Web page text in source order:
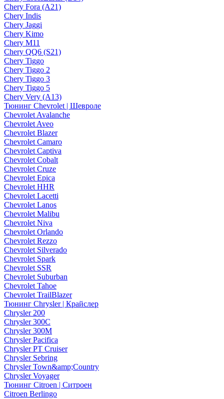
Chery Fora (A21)
Chery Indis
Chery Jaggi
Chery Kimo
Chery M11
Chery QQ6 (S21)
Chery Tiggo
Chery Tiggo 2
Chery Tiggo 3
Chery Tiggo 5
Chery Very (A13)
Тюнинг Chevrolet | Шевроле
Chevrolet Avalanche
Chevrolet Aveo
Chevrolet Blazer
Chevrolet Camaro
Chevrolet Captiva
Chevrolet Cobalt
Chevrolet Cruze
Chevrolet Epica
Chevrolet HHR
Chevrolet Lacetti
Chevrolet Lanos
Chevrolet Malibu
Chevrolet Niva
Chevrolet Orlando
Chevrolet Rezzo
Chevrolet Silverado
Chevrolet Spark
Chevrolet SSR
Chevrolet Suburban
Chevrolet Tahoe
Chevrolet TrailBlazer
Тюнинг Chrysler | Крайслер
Chrysler 200
Chrysler 300C
Chrysler 300M
Chrysler Pacifica
Chrysler PT Cruiser
Chrysler Sebring
Chrysler Town&amp;Country
Chrysler Voyager
Тюнинг Citroen | Ситроен
Citroen Berlingo